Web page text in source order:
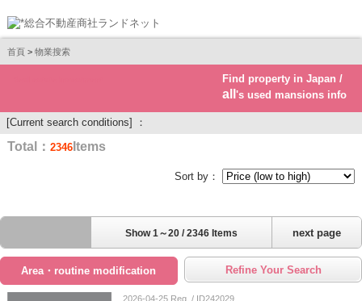
首頁 > 物業搜索
Find property in Japan /
all 's used mansions info
[Current search conditions] ：
Total： 2346Items
Sort by：
next page
Show 1～20 / 2346 Items
Area・routine modification Refine Your Search
2026-04-25 Reg. / ID242029